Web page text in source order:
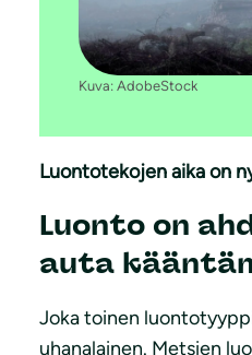
Kuva: AdobeStock
Luontotekojen aika on
Luonto on
auta
Joka toinen
uhanalainen. Metsien